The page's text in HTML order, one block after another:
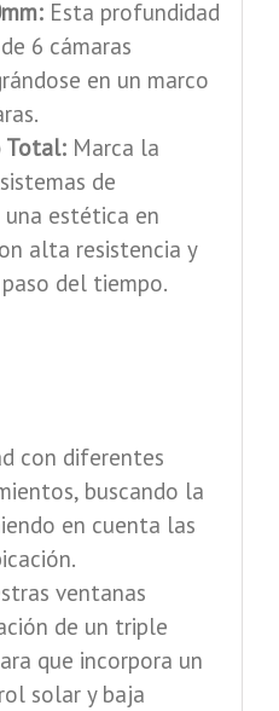
Esta profundidad
6 cámaras
en un marco
Total:Marca la
de
estética en
alta resistencia y
del tiempo.
con diferentes
buscando la
en cuenta las
ventanas
de un triple
que incorpora un
solar y baja